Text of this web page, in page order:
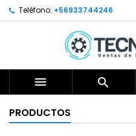
Teléfono: +56933744246
 
PRODUCTOS